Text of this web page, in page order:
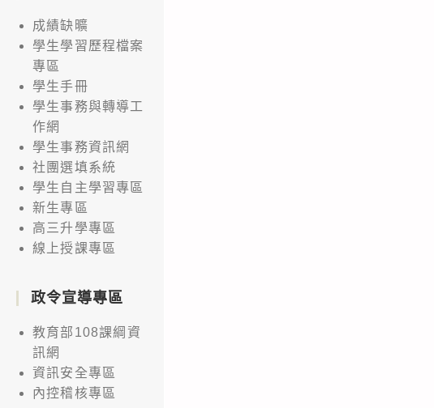
成績缺曠
學生學習歷程檔案
專區
學生手冊
學生事務與轉導工
作網
學生事務資訊網
社團選填系統
學生自主學習專區
新生專區
高三升學專區
線上授課專區
政令宣導專區
教育部108課綱資
訊網
資訊安全專區
內控稽核專區